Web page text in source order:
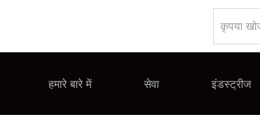
हमारे बारे में सेवा इंडस्ट्रीज